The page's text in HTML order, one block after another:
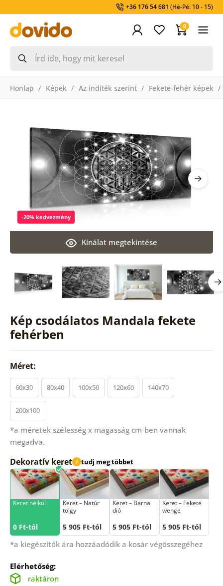
+36 176 54 681 (Hé-Pé: 10 - 15)
0
Honlap Képek Az indíték szerint Fekete-fehér képek
Kép csodálatos Mandala fekete
fehérben
Kínálat megtekintése
-20% kedvezmény
Méret:
60x30 80x40 100x50 120x60 140x70
200x100
*a méretek szélesség x magasság cm-ben vannak
megadva.
Dekoratív keret i tudj meg többet
Keret nélkül
0 Ft-tól
Keret – Natúr
tölgy
5 905 Ft-tól
Keret – Barna
dió
5 905 Ft-tól
Keret – Fekete
wenge
5 905 Ft-tól
*a kiegészítők ára hozzáadódik a kosár végösszegéhez
Elérhetőség:
raktáron